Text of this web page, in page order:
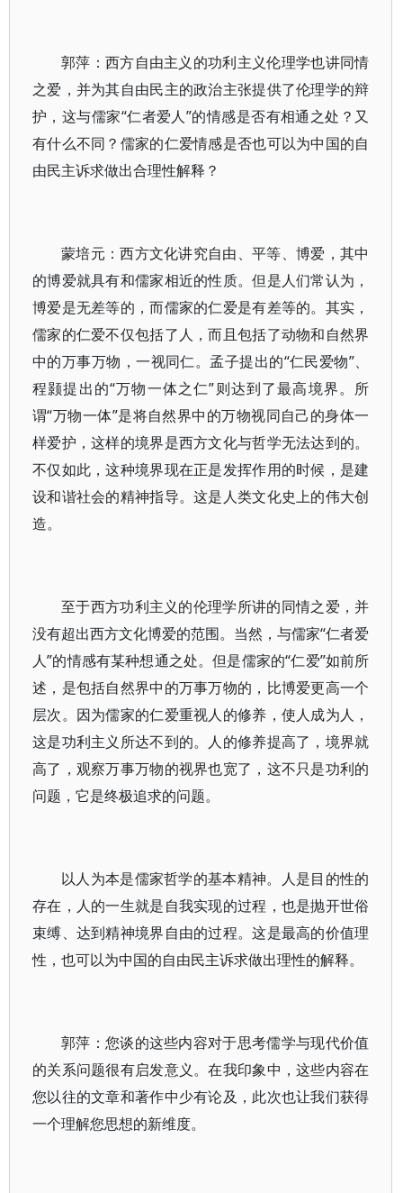
郭萍：西方自由主义的功利主义伦理学也讲同情
之爱，并为其自由民主的政治主张提供了伦理学的辩
护，这与儒家“仁者爱人”的情感是否有相通之处？又
有什么不同？儒家的仁爱情感是否也可以为中国的自
由民主诉求做出合理性解释？
蒙培元：西方文化讲究自由、平等、博爱，其中
的博爱就具有和儒家相近的性质。但是人们常认为，
博爱是无差等的，而儒家的仁爱是有差等的。其实，
儒家的仁爱不仅包括了人，而且包括了动物和自然界
中的万事万物，一视同仁。孟子提出的“仁民爱物”、
程颢提出的“万物一体之仁”则达到了最高境界。所
谓“万物一体”是将自然界中的万物视同自己的身体一
样爱护，这样的境界是西方文化与哲学无法达到的。
不仅如此，这种境界现在正是发挥作用的时候，是建
设和谐社会的精神指导。这是人类文化史上的伟大创
造。
至于西方功利主义的伦理学所讲的同情之爱，并
没有超出西方文化博爱的范围。当然，与儒家“仁者爱
人”的情感有某种想通之处。但是儒家的“仁爱”如前所
述，是包括自然界中的万事万物的，比博爱更高一个
层次。因为儒家的仁爱重视人的修养，使人成为人，
这是功利主义所达不到的。人的修养提高了，境界就
高了，观察万事万物的视界也宽了，这不只是功利的
问题，它是终极追求的问题。
以人为本是儒家哲学的基本精神。人是目的性的
存在，人的一生就是自我实现的过程，也是抛开世俗
束缚、达到精神境界自由的过程。这是最高的价值理
性，也可以为中国的自由民主诉求做出理性的解释。
郭萍：您谈的这些内容对于思考儒学与现代价值
的关系问题很有启发意义。在我印象中，这些内容在
您以往的文章和著作中少有论及，此次也让我们获得
一个理解您思想的新维度。